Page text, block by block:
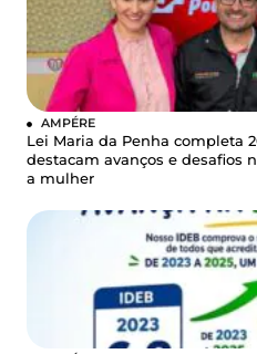
AMPÉRE
Lei Maria da Penha completa
destacam avanços e desafios
a mulher